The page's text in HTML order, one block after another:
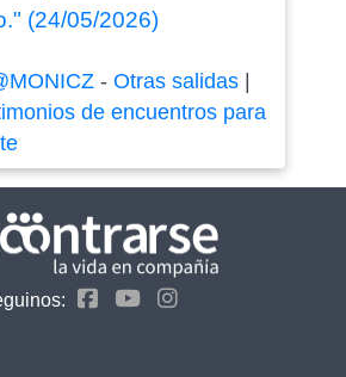
(24/05/2026)
- Otras salidas|
de encuentros para